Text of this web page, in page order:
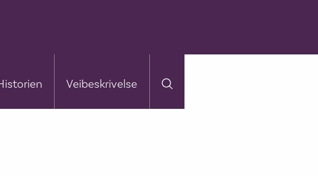
Veibeskrivelse